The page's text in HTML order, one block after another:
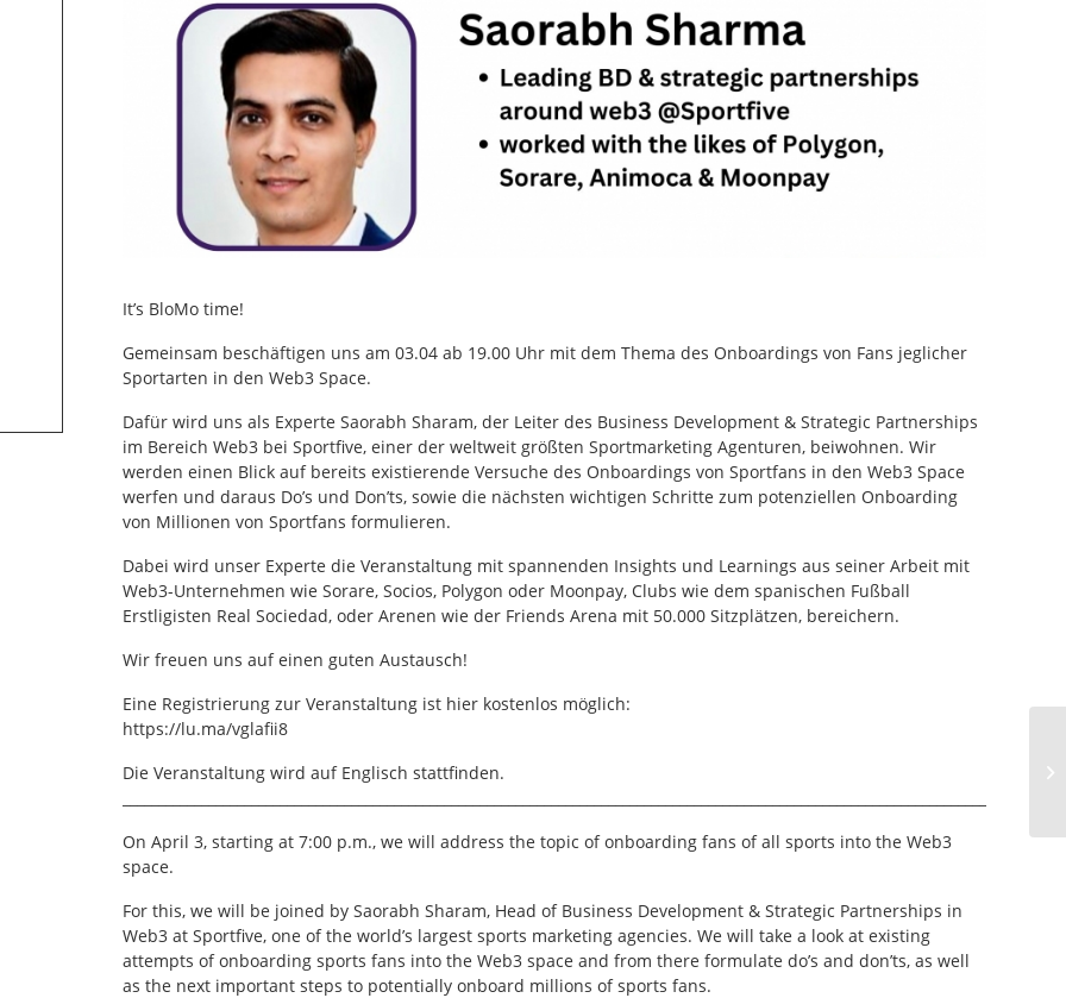
It’s BloMo time!
Gemeinsam beschäftigen uns am 03.04 ab 19.00 Uhr mit dem Thema des Onboardings von Fans jeglicher
Sportarten in den Web3 Space.
Dafür wird uns als Experte Saorabh Sharam, der Leiter des Business Development & Strategic Partnerships
im Bereich Web3 bei Sportfive, einer der weltweit größten Sportmarketing Agenturen, beiwohnen. Wir
werden einen Blick auf bereits existierende Versuche des Onboardings von Sportfans in den Web3 Space
werfen und daraus Do’s und Don’ts, sowie die nächsten wichtigen Schritte zum potenziellen Onboarding
von Millionen von Sportfans formulieren.
Dabei wird unser Experte die Veranstaltung mit spannenden Insights und Learnings aus seiner Arbeit mit
Web3-Unternehmen wie Sorare, Socios, Polygon oder Moonpay, Clubs wie dem spanischen Fußball
Erstligisten Real Sociedad, oder Arenen wie der Friends Arena mit 50.000 Sitzplätzen, bereichern.
Wir freuen uns auf einen guten Austausch!
Eine Registrierung zur Veranstaltung ist hier kostenlos möglich:
https://lu.ma/vglafii8
Die Veranstaltung wird auf Englisch stattfinden.
On April 3, starting at 7:00 p.m., we will address the topic of onboarding fans of all sports into the Web3
space.
For this, we will be joined by Saorabh Sharam, Head of Business Development & Strategic Partnerships in
Web3 at Sportfive, one of the world’s largest sports marketing agencies. We will take a look at existing
attempts of onboarding sports fans into the Web3 space and from there formulate do’s and don’ts, as well
as the next important steps to potentially onboard millions of sports fans.